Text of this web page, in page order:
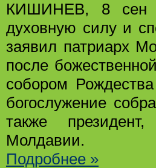
КИШИНЕВ, 8 сен -
духовную силу и
заявил патриарх
после
собором
богослужение
также
Молдавии.
Подробнее »